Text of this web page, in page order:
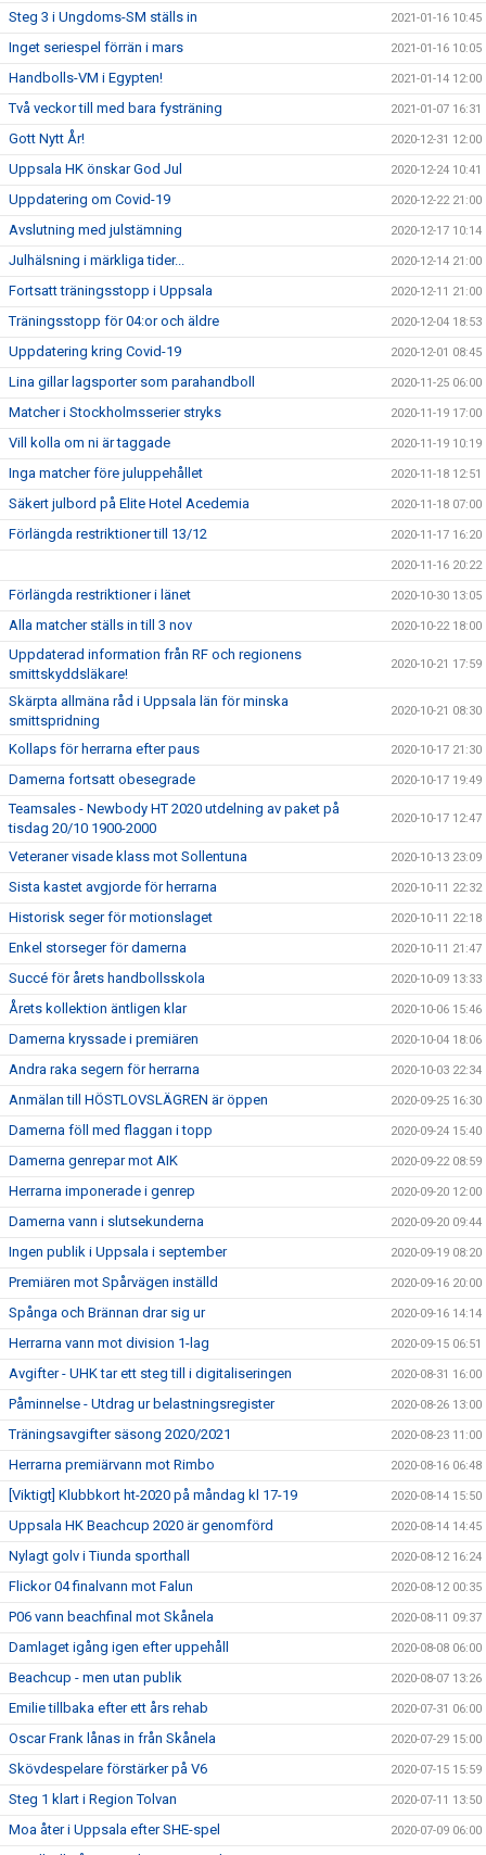
Steg 3 i Ungdoms-SM ställs in 2021-01-16 10:45
Inget seriespel förrän i mars 2021-01-16 10:05
Handbolls-VM i Egypten! 2021-01-14 12:00
Två veckor till med bara fysträning 2021-01-07 16:31
Gott Nytt År! 2020-12-31 12:00
Uppsala HK önskar God Jul 2020-12-24 10:41
Uppdatering om Covid-19 2020-12-22 21:00
Avslutning med julstämning 2020-12-17 10:14
Julhälsning i märkliga tider... 2020-12-14 21:00
Fortsatt träningsstopp i Uppsala 2020-12-11 21:00
Träningsstopp för 04:or och äldre 2020-12-04 18:53
Uppdatering kring Covid-19 2020-12-01 08:45
Lina gillar lagsporter som parahandboll 2020-11-25 06:00
Matcher i Stockholmsserier stryks 2020-11-19 17:00
Vill kolla om ni är taggade 2020-11-19 10:19
Inga matcher före juluppehållet 2020-11-18 12:51
Säkert julbord på Elite Hotel Acedemia 2020-11-18 07:00
Förlängda restriktioner till 13/12 2020-11-17 16:20
2020-11-16 20:22
Förlängda restriktioner i länet 2020-10-30 13:05
Alla matcher ställs in till 3 nov 2020-10-22 18:00
Uppdaterad information från RF och regionens
smittskyddsläkare!
2020-10-21 17:59
Skärpta allmäna råd i Uppsala län för minska
smittspridning
2020-10-21 08:30
Kollaps för herrarna efter paus 2020-10-17 21:30
Damerna fortsatt obesegrade 2020-10-17 19:49
Teamsales - Newbody HT 2020 utdelning av paket på
tisdag 20/10 1900-2000
2020-10-17 12:47
Veteraner visade klass mot Sollentuna 2020-10-13 23:09
Sista kastet avgjorde för herrarna 2020-10-11 22:32
Historisk seger för motionslaget 2020-10-11 22:18
Enkel storseger för damerna 2020-10-11 21:47
Succé för årets handbollsskola 2020-10-09 13:33
Årets kollektion äntligen klar 2020-10-06 15:46
Damerna kryssade i premiären 2020-10-04 18:06
Andra raka segern för herrarna 2020-10-03 22:34
Anmälan till HÖSTLOVSLÄGREN är öppen 2020-09-25 16:30
Damerna föll med flaggan i topp 2020-09-24 15:40
Damerna genrepar mot AIK 2020-09-22 08:59
Herrarna imponerade i genrep 2020-09-20 12:00
Damerna vann i slutsekunderna 2020-09-20 09:44
Ingen publik i Uppsala i september 2020-09-19 08:20
Premiären mot Spårvägen inställd 2020-09-16 20:00
Spånga och Brännan drar sig ur 2020-09-16 14:14
Herrarna vann mot division 1-lag 2020-09-15 06:51
Avgifter - UHK tar ett steg till i digitaliseringen 2020-08-31 16:00
Påminnelse - Utdrag ur belastningsregister 2020-08-26 13:00
Träningsavgifter säsong 2020/2021 2020-08-23 11:00
Herrarna premiärvann mot Rimbo 2020-08-16 06:48
[Viktigt] Klubbkort ht-2020 på måndag kl 17-19 2020-08-14 15:50
Uppsala HK Beachcup 2020 är genomförd 2020-08-14 14:45
Nylagt golv i Tiunda sporthall 2020-08-12 16:24
Flickor 04 finalvann mot Falun 2020-08-12 00:35
P06 vann beachfinal mot Skånela 2020-08-11 09:37
Damlaget igång igen efter uppehåll 2020-08-08 06:00
Beachcup - men utan publik 2020-08-07 13:26
Emilie tillbaka efter ett års rehab 2020-07-31 06:00
Oscar Frank lånas in från Skånela 2020-07-29 15:00
Skövdespelare förstärker på V6 2020-07-15 15:59
Steg 1 klart i Region Tolvan 2020-07-11 13:50
Moa åter i Uppsala efter SHE-spel 2020-07-09 06:00